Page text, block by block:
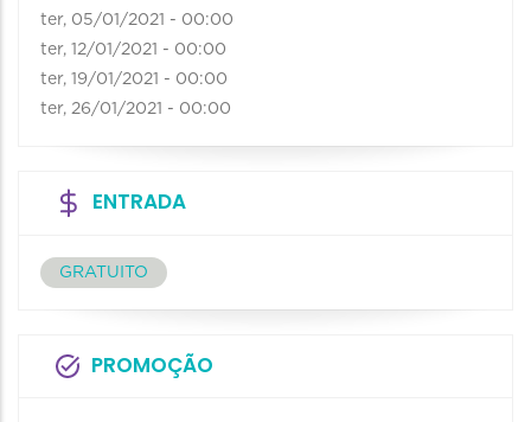
ter, 05/01/2021 - 00:00
ter, 12/01/2021 - 00:00
ter, 19/01/2021 - 00:00
ter, 26/01/2021 - 00:00
ENTRADA
GRATUITO
PROMOÇÃO